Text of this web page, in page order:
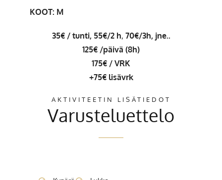
KOOT: M
35€ / tunti, 55€/2 h, 70€/3h, jne..
125€ /päivä (8h)
175€ / VRK
+75€ lisävrk
AKTIVITEETIN LISÄTIEDOT
Varusteluettelo